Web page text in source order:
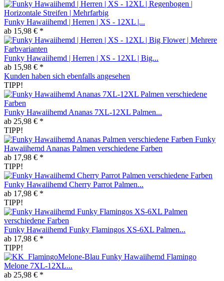
Funky Hawaiihemd | Herren | XS - 12XL |...
ab 15,98 € *
Funky Hawaiihemd | Herren | XS - 12XL | Big...
ab 15,98 € *
Kunden haben sich ebenfalls angesehen
TIPP!
Funky Hawaiihemd Ananas 7XL-12XL Palmen...
ab 25,98 € *
TIPP!
Funky
Hawaiihemd Ananas Palmen verschiedene Farben
ab 17,98 € *
TIPP!
Funky Hawaiihemd Cherry Parrot Palmen...
ab 17,98 € *
TIPP!
Funky Hawaiihemd Funky Flamingos XS-6XL Palmen...
ab 17,98 € *
TIPP!
Funky Hawaiihemd Flamingo
Melone 7XL-12XL...
ab 25,98 € *